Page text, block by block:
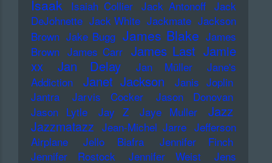
Isaak Isaiah Collier Jack Antonoff Jack
DeJohnette Jack White Jackmate Jackson
Brown Jake Bugg James Blake James
Brown James Carr James Last Jamie
xx
Jan Delay Jan Müller
Jane's
Addiction
Janet Jackson
Janis Joplin
Jantra
Jarvis Cocker
Jason Donovan
Jason Lytle
Jay Z Jaye Muller Jazz
Jazzmatazz Jean-Michel Jarre Jefferson
Airplane
Jello Biafra
Jennifer Finch
Jennifer Rostock
Jennifer Weist
Jens